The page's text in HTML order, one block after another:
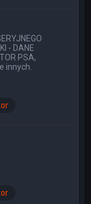
- DANE
PSA,
innych.